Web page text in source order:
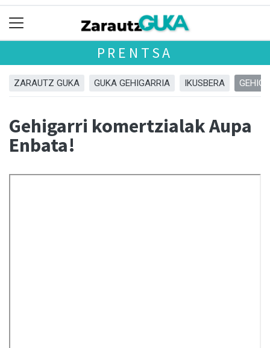
PRENTSA
ZARAUTZ GUKA GUKA GEHIGARRIA IKUSBERA
Gehigarri komertzialak Aupa
Enbata!